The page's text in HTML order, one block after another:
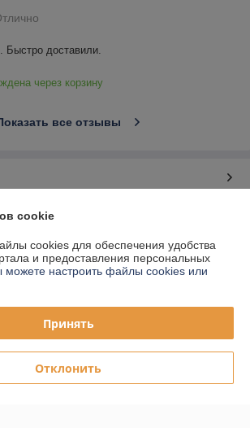
Быстро доставили.
через корзину
все отзывы
cookies
cookie
cookies для обеспечения удобства
и предоставления персональных
можете настроить файлы cookies или
Принять
Отклонить